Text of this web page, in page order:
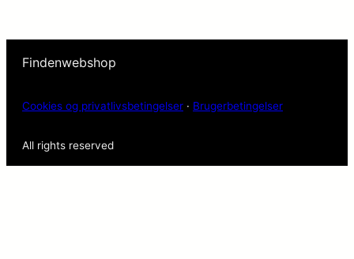
Findenwebshop
Cookies og privatlivsbetingelser · Brugerbetingelser
All rights reserved